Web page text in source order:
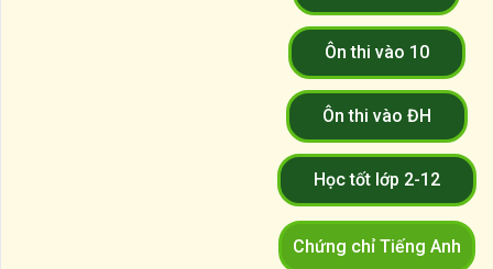
Ôn thi vào 10
Ôn thi vào ĐH
Học tốt lớp 2-12
Chứng chỉ Tiếng Anh